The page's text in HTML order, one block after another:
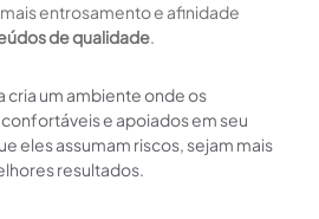
entrosamento e afinidade
de qualidade.
cria um ambiente onde os
e apoiados em seu
eles assumam riscos, sejam mais
resultados.